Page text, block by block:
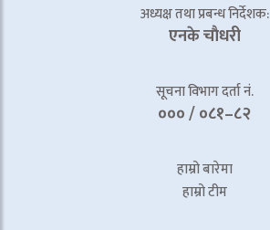
अध्यक्ष तथा प्रबन्ध निर्देशक:
एनके चाैधरी
सूचना विभाग दर्ता नं.
००० / ०८१–८२
हाम्रो बारेमा
हाम्रो टीम